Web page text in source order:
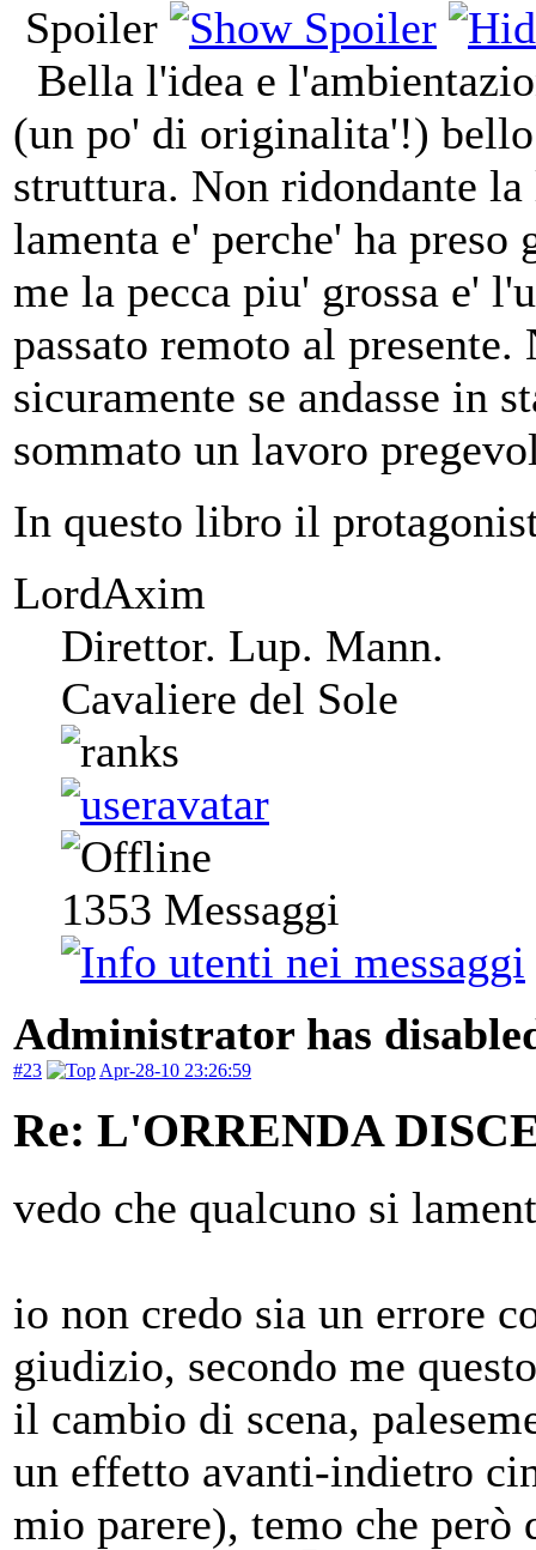
Spoiler
Bella l'idea e
(un po' di originalita'!)
struttura. Non ridondante
lamenta e' perche' ha
me la pecca piu' grossa e'
passato remoto al
sicuramente se andasse in
sommato un lavoro
In questo libro il
LordAxim
Direttor. Lup. Mann.
Cavaliere del Sole
1353 Messaggi
Administrator has
#23 Apr-28-10 23:26:59
Re: L'ORRENDA
vedo che qualcuno si
io non credo sia un errore
giudizio, secondo me
il cambio di scena,
un effetto avanti-indietro
mio parere), temo che però